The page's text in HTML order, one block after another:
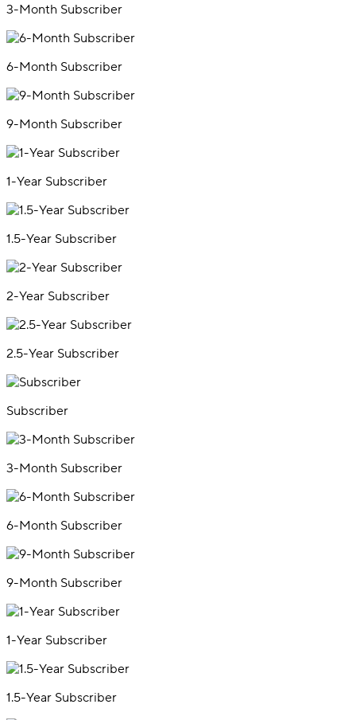
3-Month Subscriber
6-Month Subscriber
9-Month Subscriber
1-Year Subscriber
1.5-Year Subscriber
2-Year Subscriber
2.5-Year Subscriber
Subscriber
3-Month Subscriber
6-Month Subscriber
9-Month Subscriber
1-Year Subscriber
1.5-Year Subscriber